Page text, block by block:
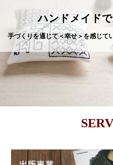
ハンドメイド
手づくりを通じて＜幸せ＞を感じて